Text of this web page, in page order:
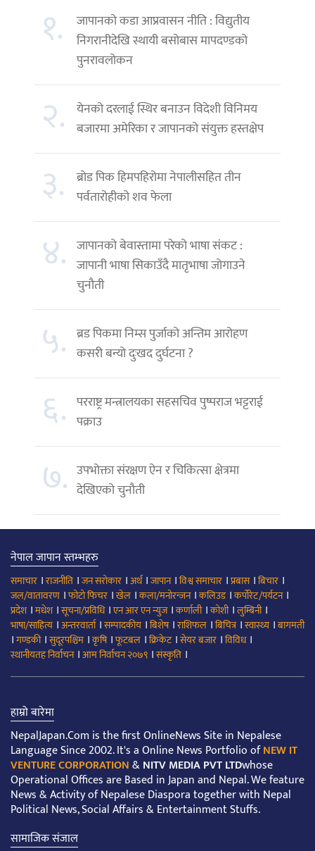
१.
जापानको कडा आप्रवासन नीति : विद्युतीय
निगरानीदेखि स्थायी बसोबास मापदण्डको
पुनरावलोकन
२. येनको दरलाई स्थिर बनाउन विदेशी विनिमय
बजारमा अमेरिका र जापानको संयुक्त हस्तक्षेप
३.
ब्रोड पिक हिमपहिरोमा नेपालीसहित तीन
पर्वतारोहीको शव फेला
४. जापानको बेवास्तामा परेको भाषा संकट :
जापानी भाषा सिकाउँदै मातृभाषा जोगाउने
चुनौती
५. ब्रड पिकमा निम्स पुर्जाको अन्तिम आरोहण
कसरी बन्यो दुःखद दुर्घटना ?
६. परराष्ट्र मन्त्रालयका सहसचिव पुष्पराज भट्टराई
पक्राउ
७. उपभोक्ता संरक्षण ऐन र चिकित्सा क्षेत्रमा
देखिएको चुनौती
नेपाल जापान स्तम्भहरु
समाचार ।राजनीति ।जन सरोकार ।अर्थ।जापान।विश्व समाचार ।प्रबास।बिचार ।
जल/वातावरण ।फोटो फिचर ।खेल ।कला/मनोरन्जन।कलिउड।कर्पोरेट/पर्यटन।
प्रदेश।मधेश।सूचना/प्रविधि।एन आर एन न्युज।कर्णाली।कोशी।लुम्बिनी।
भाषा/साहित्य ।अन्तरवार्ता।सम्पादकीय ।बिशेष।राशिफल ।बिचित्र।स्वास्थ्य ।बागमती
।गण्डकी।सुदूरपश्चिम ।कृषि।फूटबल ।क्रिकेट।सेयर बजार ।विविध।
स्थानीयतह निर्वाचन।आम निर्वाचन २०७९ ।संस्कृति ।
हाम्रो बारेमा
NepalJapan.Com is the first OnlineNews Site in Nepalese
Language Since 2002. It's a Online News Portfolio ofNEW IT
VENTURE CORPORATION&NITV MEDIA PVT LTDwhose
Operational Offices are Based in Japan and Nepal. We feature
News & Activity of Nepalese Diaspora together with Nepal
Political News, Social Affairs & Entertainment Stuffs.
सामाजिक संजाल